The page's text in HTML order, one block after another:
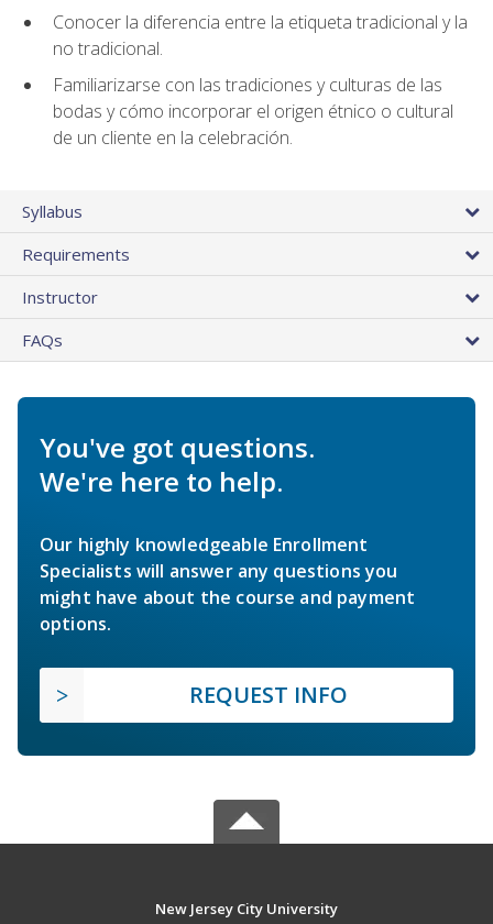
Conocer la diferencia entre la etiqueta tradicional y la
no tradicional.
Familiarizarse con las tradiciones y culturas de las
bodas y cómo incorporar el origen étnico o cultural
de un cliente en la celebración.
Syllabus
Requirements
Instructor
FAQs
You've got questions.
We're here to help.
Our highly knowledgeable Enrollment
Specialists will answer any questions you
might have about the course and payment
options.
REQUEST INFO
New Jersey City University